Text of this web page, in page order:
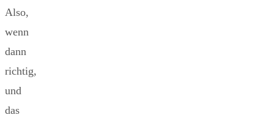
Also,
wenn
dann
richtig,
und
das